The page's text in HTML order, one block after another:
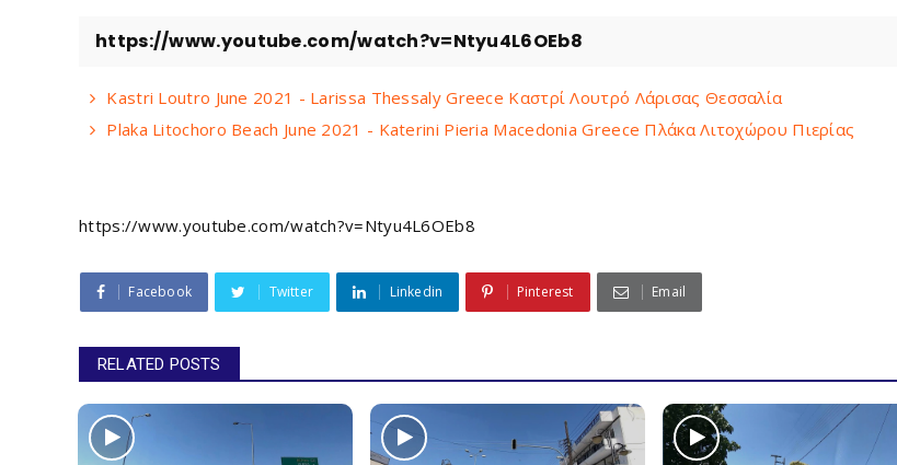
https://www.youtube.com/watch?v=Ntyu4L6OEb8
Kastri Loutro June 2021 - Larissa Thessaly Greece Καστρί Λουτρό Λάρισας Θεσσαλία
Plaka Litochoro Beach June 2021 - Katerini Pieria Macedonia Greece Πλάκα Λιτοχώρου Πιερίας
https://www.youtube.com/watch?v=Ntyu4L6OEb8
Facebook Twitter Linkedin Pinterest Email
RELATED POSTS